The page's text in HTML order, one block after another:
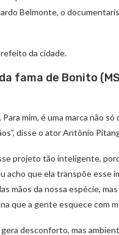
Belmonte, o
da cidade.
fama de Bonito
mim, é uma marca não só
disse o ator Antônio
projeto tão inteligente,
acho que ela transpõe esse
mãos da nossa espécie,
que a gente esquece com
desconforto, mas